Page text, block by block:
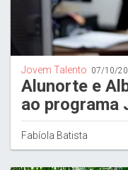
Jovem Talento 07/10/
Alunorte e
ao programa
Fabíola Batista